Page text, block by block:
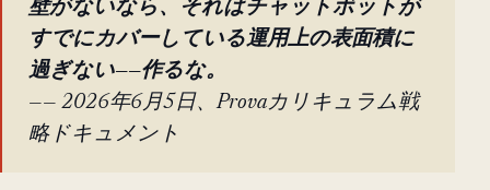
壁がないなら、それはチャットボットが
すでにカバーしている運用上の表面積に
過ぎない——作るな。
—— 2026年6月5日、Provaカリキュラム戦
略ドキュメント